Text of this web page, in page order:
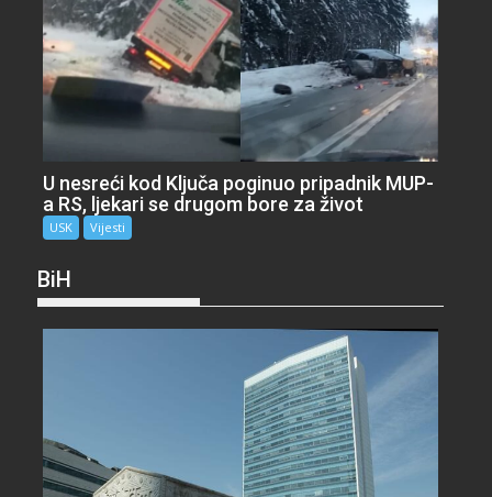
U nesreći kod Ključa poginuo pripadnik MUP-
a RS, ljekari se drugom bore za život
USK Vijesti
BiH